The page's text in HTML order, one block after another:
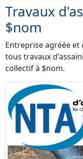
Travaux
$nom
Entreprise agréée
tous travaux
collectif à $nom.